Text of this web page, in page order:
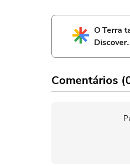
O Terra
Discover.
Comentários